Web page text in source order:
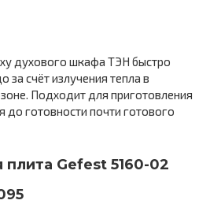
духового шкафа ТЭН быстро
счёт излучения тепла в
Подходит для приготовления
до готовности почти готового
плита Gefest 5160-02